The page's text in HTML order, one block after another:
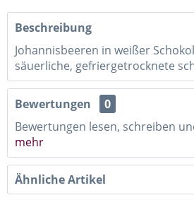
Beschreibung
Johannisbeeren in weißer
säuerliche, gefriergetrocknete
Bewertungen
0
Bewertungen lesen, schreiben
mehr
Ähnliche Artikel